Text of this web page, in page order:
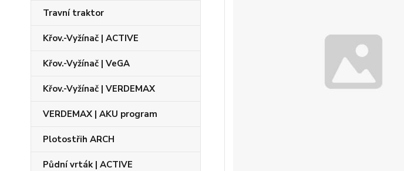
Travní traktor
Křov.-Vyžínač | ACTIVE
Křov.-Vyžínač | VeGA
Křov.-Vyžínač | VERDEMAX
VERDEMAX | AKU program
Plotostřih ARCH
Půdní vrták | ACTIVE